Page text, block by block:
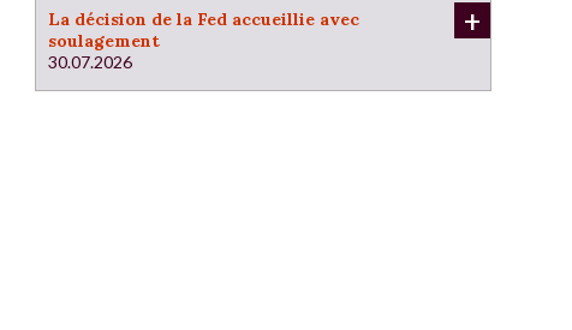
La décision de la Fed accueillie avec
soulagement
30.07.2026
+